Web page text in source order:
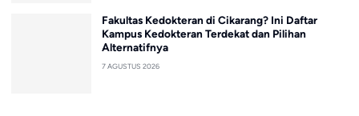
Fakultas Kedokteran di Cikarang? Ini Daftar
Kampus Kedokteran Terdekat dan Pilihan
Alternatifnya
7 AGUSTUS 2026